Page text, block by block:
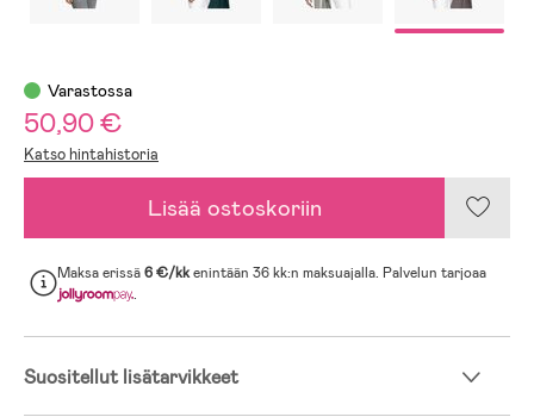
Varastossa
50,90 €
Katso hintahistoria
Lisää ostoskoriin
Maksa erissä6 €/kkenintään 36 kk:n maksuajalla. Palvelun tarjoaa
.
Suositellut lisätarvikkeet